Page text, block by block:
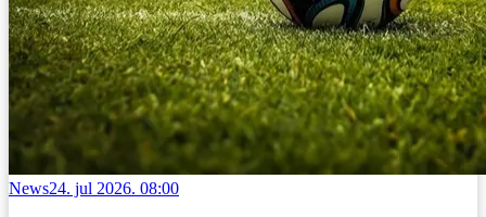
News24. jul 2026. 08:00